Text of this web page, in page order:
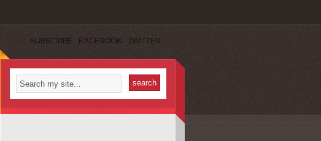
SUBSCRIBE FACEBOOK TWITTER